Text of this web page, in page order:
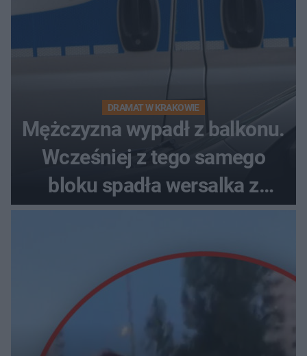
DRAMAT W KRAKOWIE
Mężczyzna wypadł z balkonu.
Wcześniej z tego samego
bloku spadła wersalka z
pościelą